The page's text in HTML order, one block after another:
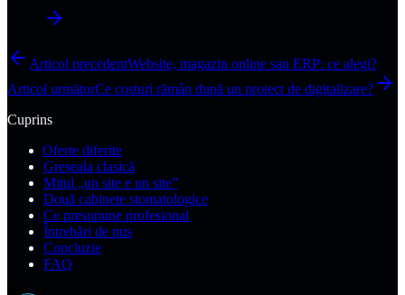
Articol precedentWebsite, magazin online sau ERP: ce alegi?
Articol următorCe costuri rămân după un proiect de digitalizare?
Cuprins
Oferte diferite
Greșeala clasică
Mitul „un site e un site”
Două cabinete stomatologice
Ce presupune profesional
Întrebări de pus
Concluzie
FAQ